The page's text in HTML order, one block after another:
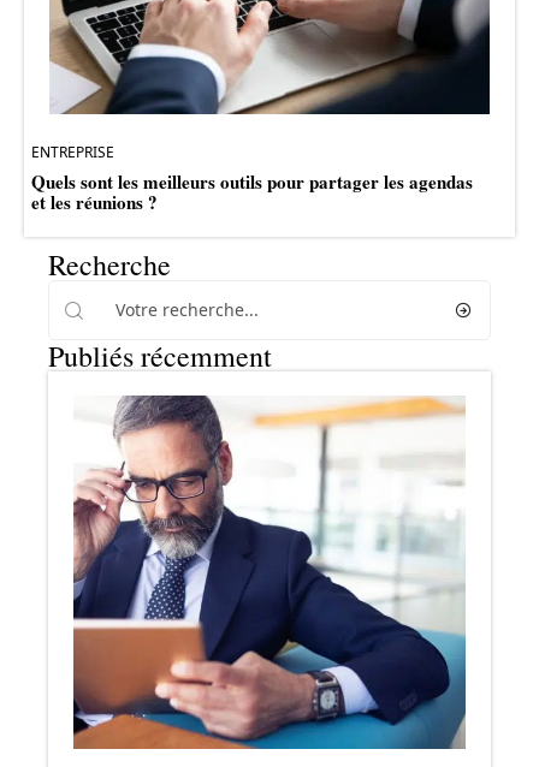
ENTREPRISE
Quels sont les meilleurs outils pour partager les agendas
et les réunions ?
Recherche
Publiés récemment